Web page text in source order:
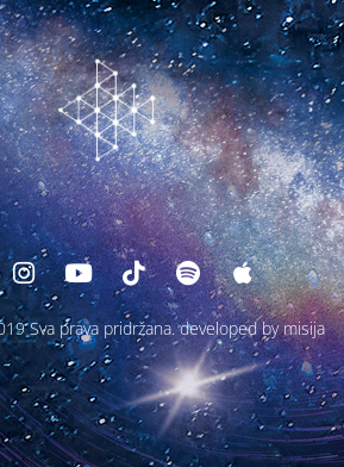
Sva prava pridržana.developed by misija